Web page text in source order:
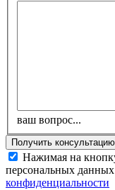
ваш вопрос...
Нажимая на
персональных данных
конфиденциальности